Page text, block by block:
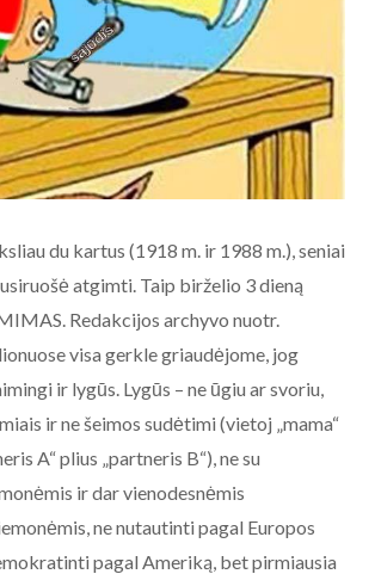
du kartus (1918 m. ir 1988 m.), seniai
atgimti. Taip birželio 3 dieną
Redakcijos archyvo nuotr.
visa gerkle griaudėjome, jog
ir lygūs. Lygūs – ne ūgiu ar svoriu,
ir ne šeimos sudėtimi (vietoj „mama“
A“ plius „partneris B“), ne su
ir dar vienodesnėmis
ne nutautinti pagal Europos
pagal Ameriką, bet pirmiausia